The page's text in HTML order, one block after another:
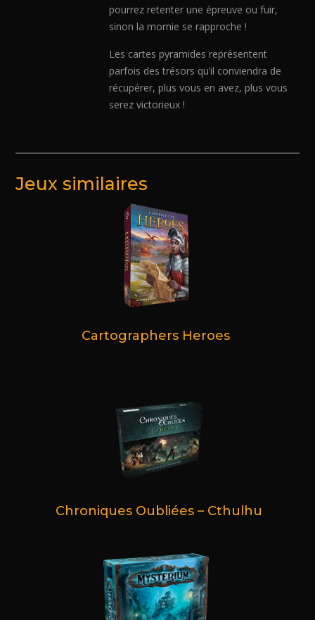
pourrez retenter une épreuve ou fuir,
sinon la momie se rapproche !
Les cartes pyramides représentent
parfois des trésors qu’il conviendra de
récupérer, plus vous en avez, plus vous
serez victorieux !
Jeux similaires
Cartographers Heroes
Chroniques Oubliées – Cthulhu